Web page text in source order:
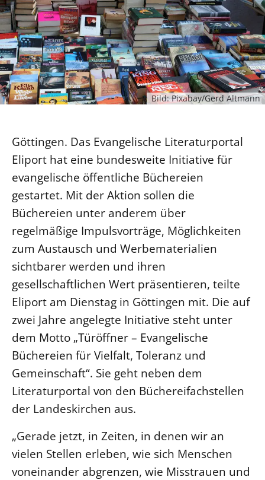
Bild: Pixabay/Gerd Altmann
Göttingen. Das Evangelische Literaturportal
Eliport hat eine bundesweite Initiative für
evangelische öffentliche Büchereien
gestartet. Mit der Aktion sollen die
Büchereien unter anderem über
regelmäßige Impulsvorträge, Möglichkeiten
zum Austausch und Werbematerialien
sichtbarer werden und ihren
gesellschaftlichen Wert präsentieren, teilte
Eliport am Dienstag in Göttingen mit. Die auf
zwei Jahre angelegte Initiative steht unter
dem Motto „Türöffner – Evangelische
Büchereien für Vielfalt, Toleranz und
Gemeinschaft“. Sie geht neben dem
Literaturportal von den Büchereifachstellen
der Landeskirchen aus.
„Gerade jetzt, in Zeiten, in denen wir an
vielen Stellen erleben, wie sich Menschen
voneinander abgrenzen, wie Misstrauen und
Kirche und Finanzen
Personalausschuss
LANDESKIRCHENAMT
Willkommen
Kollegium
Rechnungsprüfungsamt
Fachstelle Sexualisierte Gewalt
Beschwerdestellen
Kirchenämter
Gleichstellung
Datenschutz
LANDESSYNODE
27. Landessynode
Kontakt
Hintergrund
MITARBEIT
Ehrenamt
Beruf
Freie Stellen
Evangelische Kirche
Lutherische Kirche
Glaubensbekenntnis
Positionen
Ökumene
Gegen Gewalt
KLIMASCHUTZ
Nachhaltigkeit
Erneuerbare Energien
Mobilität
Gebäude
Impressum
Datenschutz
Kontakt
Barrierefreiheit
Presse
Freie Stellen
Suche